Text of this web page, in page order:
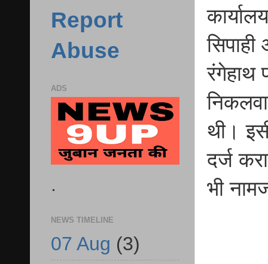
रंगेहाथ
थी।
दर्ज
भी
Report
Abuse
ADS
.
NEWS TIMELINE
07 Aug (3)